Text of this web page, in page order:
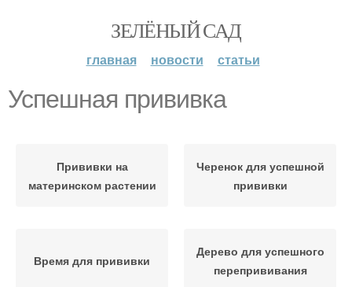
ЗЕЛЁНЫЙ САД
главная новости статьи
Успешная прививка
Прививки на
материнском растении
Черенок для успешной
прививки
Время для прививки
Дерево для успешного
перепрививания